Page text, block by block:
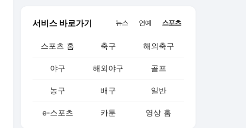
트넘과 최종 협상만 남
았다
서비스 바로가기 뉴스 연예 스포츠
스포츠 홈 축구 해외축구
야구 해외야구 골프
농구 배구 일반
e-스포츠 카툰 영상 홈